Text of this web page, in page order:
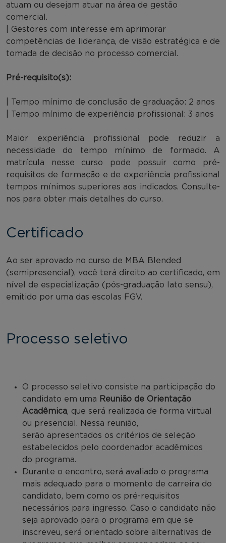
atuam ou desejam atuar na área de gestão
comercial.
| Gestores com interesse em aprimorar
competências de liderança, de visão estratégica e de
tomada de decisão no processo comercial.
Pré-requisito(s):
| Tempo mínimo de conclusão de graduação: 2 anos
| Tempo mínimo de experiência profissional: 3 anos
Maior experiência profissional pode reduzir a
necessidade do tempo mínimo de formado. A
matrícula nesse curso pode possuir como pré-
requisitos de formação e de experiência profissional
tempos mínimos superiores aos indicados. Consulte-
nos para obter mais detalhes do curso.
Certificado
Ao ser aprovado no curso de MBA Blended
(semipresencial), você terá direito ao certificado, em
nível de especialização (pós-graduação lato sensu),
emitido por uma das escolas FGV.
Processo seletivo
O processo seletivo consiste na participação do
candidato em uma Reunião de Orientação
Acadêmica, que será realizada de forma virtual
ou presencial. Nessa reunião,
serão apresentados os critérios de seleção
estabelecidos pelo coordenador acadêmicos
do programa.
Durante o encontro, será avaliado o programa
mais adequado para o momento de carreira do
candidato, bem como os pré-requisitos
necessários para ingresso. Caso o candidato não
seja aprovado para o programa em que se
inscreveu, será orientado sobre alternativas de